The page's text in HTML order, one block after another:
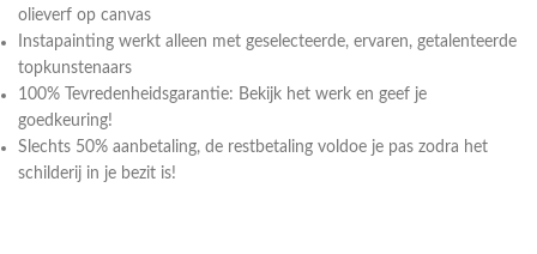
olieverf op canvas
Instapainting werkt alleen met geselecteerde, ervaren, getalenteerde
topkunstenaars
100% Tevredenheidsgarantie: Bekijk het werk en geef je
goedkeuring!
Slechts 50% aanbetaling, de restbetaling voldoe je pas zodra het
schilderij in je bezit is!